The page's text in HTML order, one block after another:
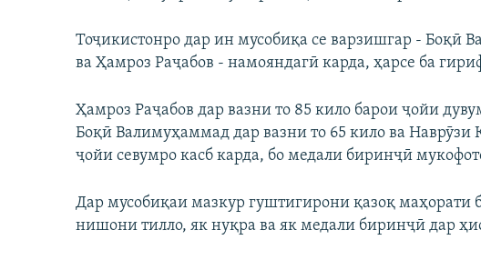
Тоҷикистонро дар ин мусобиқа се варзишгар - Боқӣ
ва Ҳамроз Раҷабов - намояндагӣ карда, ҳарсе ба
Ҳамроз Раҷабов дар вазни то 85 кило барои ҷойи
Боқӣ Валимуҳаммад дар вазни то 65 кило ва Наврӯзи
ҷойи севумро касб карда, бо медали биринҷӣ
Дар мусобиқаи мазкур гуштигирони қазоқ маҳорати
нишони тилло, як нуқра ва як медали биринҷӣ дар